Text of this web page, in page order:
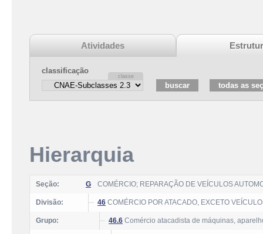
Atividades
classificação
Hierarquia
Seção: G COMÉRCIO; REPARAÇÃO DE VEÍCULOS
Divisão: 46 COMÉRCIO POR ATACADO, EXCETO
Grupo: 46.6 Comércio atacadista de máquinas,